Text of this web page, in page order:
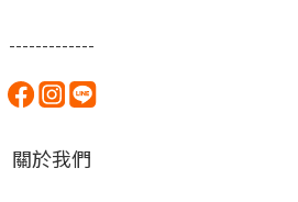
-------------
關於我們